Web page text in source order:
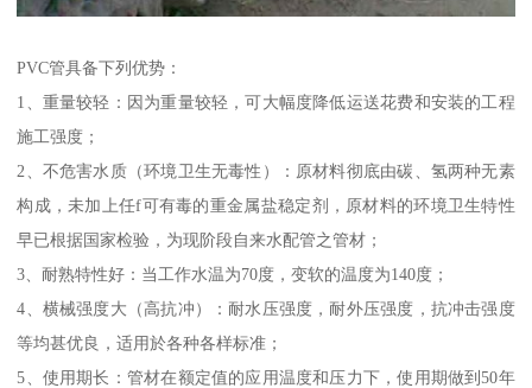
PVC管具备下列优势：
1、重量较轻：因为重量较轻，可大幅度降低运送花费和安装的工程
施工强度；
2、不危害水质（环境卫生无毒性）：原材料彻底由碳、氢两种无素
构成，未加上任f可有毒的重金属盐稳定剂，原材料的环境卫生特性
早已根据国家检验，为现阶段自来水配管之管材；
3、耐熟特性好：当工作水温为70度，变软的温度为140度；
4、横械强度大（高抗冲）：耐水压强度，耐外压强度，抗冲击强度
等均甚优良，适用於各种各样标准；
5、使用期长：管材在额定值的应用温度和压力下，使用期做到50年